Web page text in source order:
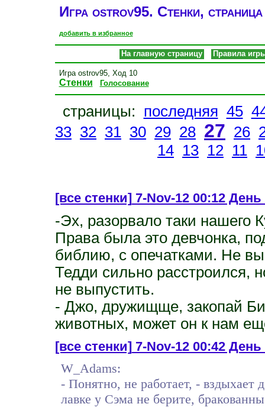
Игра ostrov95. Стенки,
добавить в избранное
На главную страницу Правила
Игра ostrov95, Ход 10
Стенки Голосование
страницы: последняя 45
33 32 31 30 29 28 27 26
14 13 12 11
[все стенки]7-Nov-12 00:12
-Эх, разорвало таки нашего
Права была это девчонка,
библию, с опечатками. Не
Тедди сильно расстроился,
не выпустить.
- Джо, дружищще, закопай
животных, может он к нам
[все стенки]7-Nov-12 00:42 День
W_Adams:
- Понятно, не работает, - вздыхает
лавке у Сэма не берите,